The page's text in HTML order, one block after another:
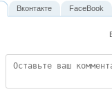
Вконтакте FaceBook